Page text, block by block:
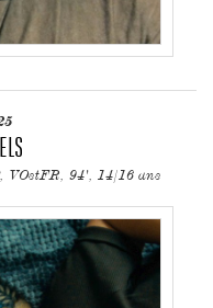
94', 14/16 ans